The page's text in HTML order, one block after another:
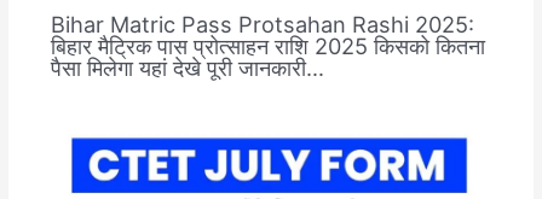
Bihar Matric Pass Protsahan Rashi 2025:
बिहार मैट्रिक पास प्रोत्साहन राशि 2025 किसको कितना
पैसा मिलेगा यहां देखे पूरी जानकारी…